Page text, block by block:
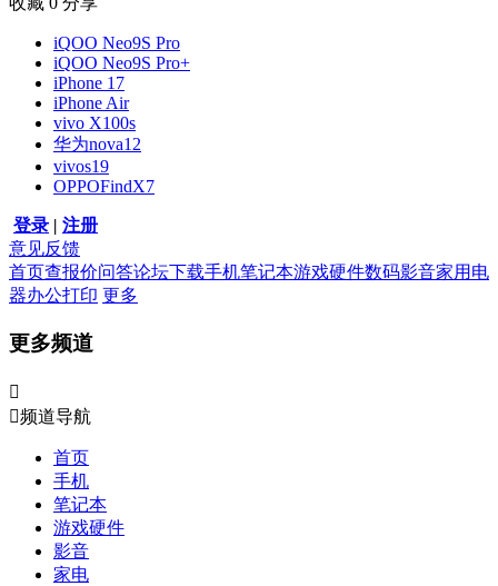
iQOO Neo9S Pro
iQOO Neo9S Pro+
iPhone 17
iPhone Air
vivo X100s
华为nova12
vivos19
OPPOFindX7
登录 | 注册
意见反馈
首页查报价问答论坛下载手机笔记本游戏硬件数码影音家用电
器办公打印 更多
更多频道

频道导航
首页
手机
笔记本
游戏硬件
影音
家电